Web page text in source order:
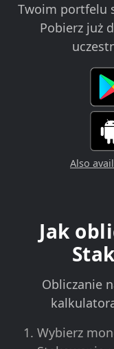
Twoim portfelu
Pobierz już
Also
Jak
Obliczanie
Wybierz